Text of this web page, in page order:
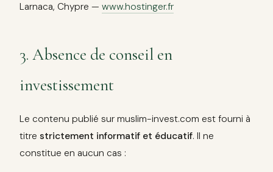
Larnaca, Chypre — www.hostinger.fr
3. Absence de conseil en
investissement
Le contenu publié sur muslim-invest.com est fourni à
titre strictement informatif et éducatif. Il ne
constitue en aucun cas :